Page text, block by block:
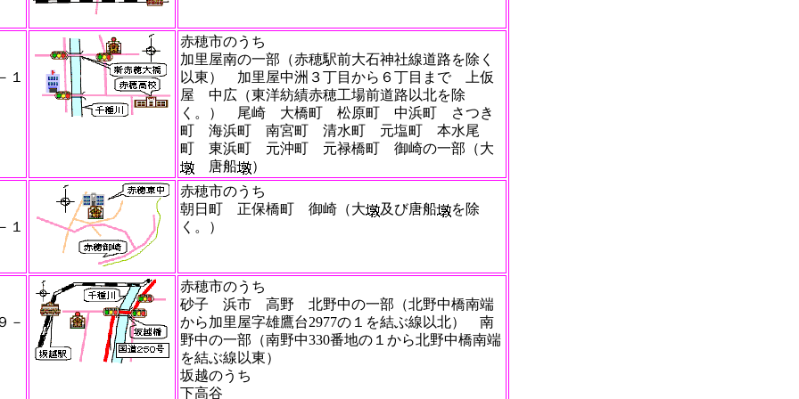
１
赤穂市のうち
加里屋南の一部（赤穂駅前大石神社線道路を除く
以東） 加里屋中洲３丁目から６丁目まで 上仮
屋 中広（東洋紡績赤穂工場前道路以北を除
く。） 尾崎 大橋町 松原町 中浜町 さつき
町 海浜町 南宮町 清水町 元塩町 本水尾
町 東浜町 元沖町 元禄橋町 御崎の一部（大
唐船
）
１
赤穂市のうち
朝日町 正保橋町 御崎（大
及び唐船
を除
く。）
－
赤穂市のうち
砂子 浜市 高野 北野中の一部（北野中橋南端
から加里屋字雄鷹台2977の１を結ぶ線以北） 南
野中の一部（南野中330番地の１から北野中橋南端
を結ぶ線以東）
坂越のうち
下高谷